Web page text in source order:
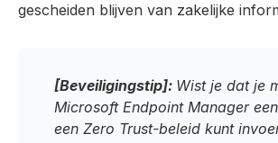
gescheiden blijven van zakelijke
[Beveiligingstip]: Wist je dat je
Microsoft Endpoint Manager
een Zero Trust-beleid kunt